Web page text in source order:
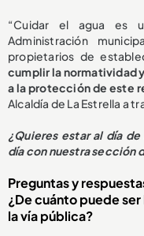
“Cuidar el agua es
Administración
propietarios de
cumplir la normatividad
a la protección de este
Alcaldía de La Estrella a
¿Quieres estar al día
día con nuestra sección
Preguntas y
¿De cuánto puede
la vía pública?